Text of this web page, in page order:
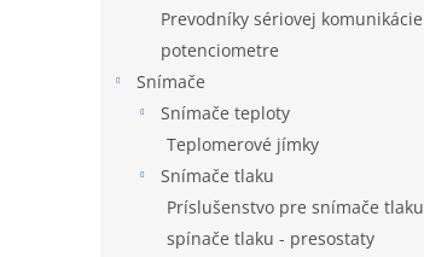
Prevodníky sériovej komunikácie
potenciometre
Snímače
Snímače teploty
Teplomerové jímky
Snímače tlaku
Príslušenstvo pre snímače tlaku
spínače tlaku - presostaty